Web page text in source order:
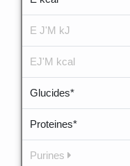
E J'M kJ
EJ'M kcal
Glucides*
Proteines*
Purines